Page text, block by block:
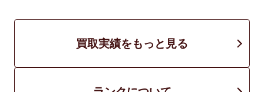
買取実績をもっと見る